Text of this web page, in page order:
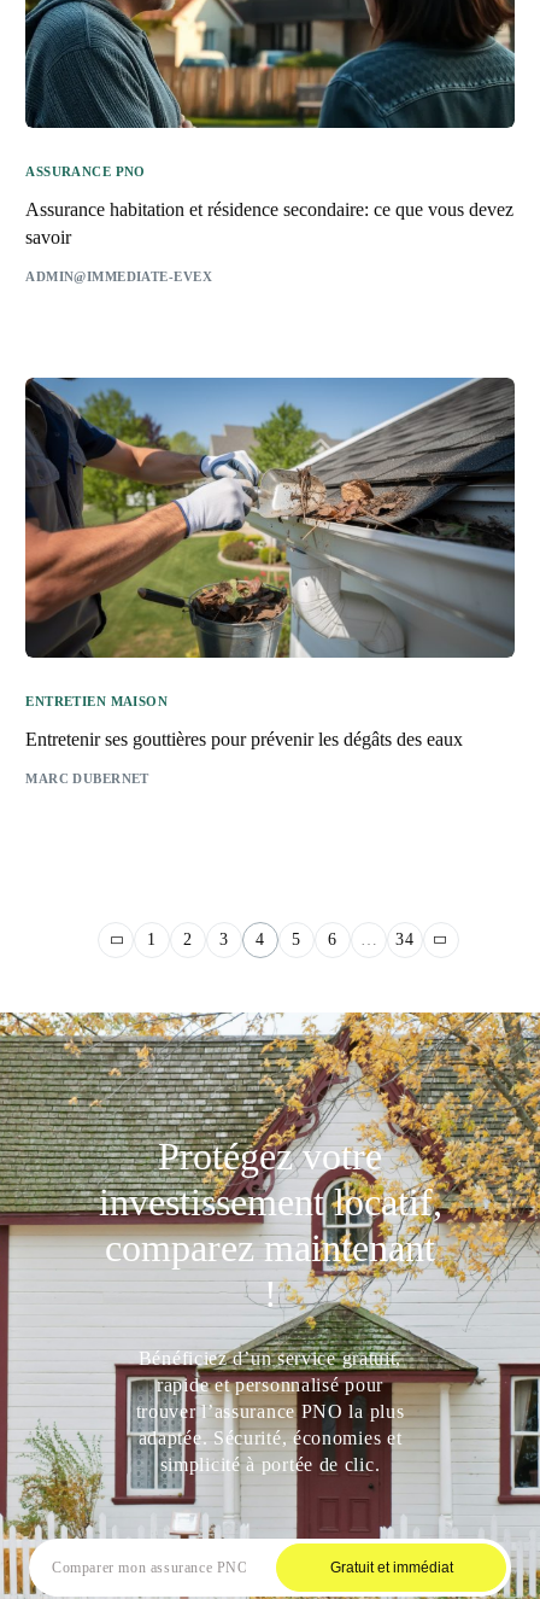
ASSURANCE PNO
Assurance habitation et résidence secondaire: ce que vous devez
savoir
ADMIN@IMMEDIATE-EVEX
ENTRETIEN MAISON
Entretenir ses gouttières pour prévenir les dégâts des eaux
MARC DUBERNET
1 2 3 4 5 6 … 34
Protégez votre
investissement locatif,
comparez maintenant
!
Bénéficiez d’un service gratuit,
rapide et personnalisé pour
trouver l’assurance PNO la plus
adaptée. Sécurité, économies et
simplicité à portée de clic.
Gratuit et immédiat